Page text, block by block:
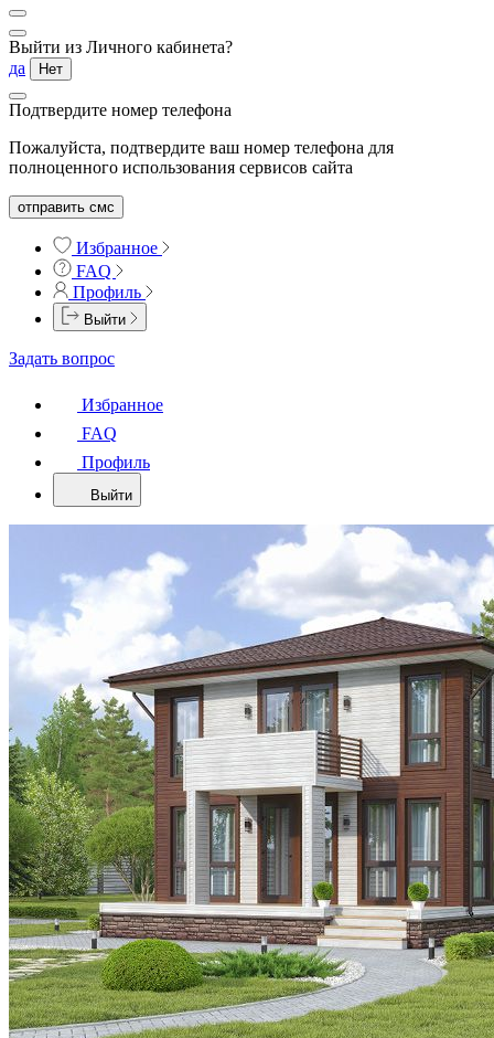
Выйти из Личного кабинета?
да
Нет
Подтвердите номер телефона
Пожалуйста, подтвердите ваш номер телефона для
полноценного использования сервисов сайта
отправить смс
Избранное
FAQ
Профиль
Выйти
Задать вопрос
Избранное
FAQ
Профиль
Выйти